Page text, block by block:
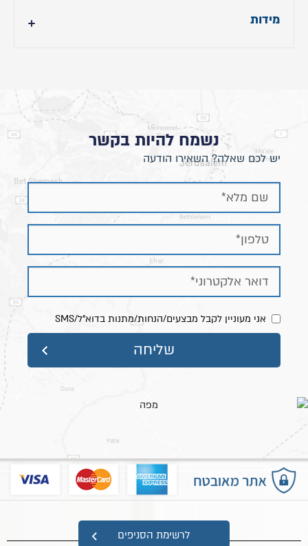
מידות
נשמח להיות בקשר
יש לכם שאלה? השאירו הודעה
אני מעוניין לקבל מבצעים/הנחות/מתנות בדוא"ל/SMS
לרשימת הסניפים
מפת אתר